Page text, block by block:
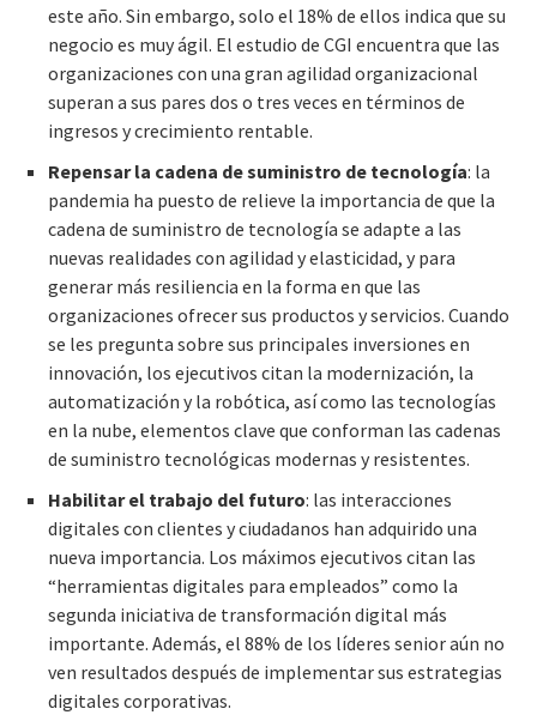
este año. Sin embargo, solo el 18% de ellos indica que su
negocio es muy ágil. El estudio de CGI encuentra que las
organizaciones con una gran agilidad organizacional
superan a sus pares dos o tres veces en términos de
ingresos y crecimiento rentable.
Repensar la cadena de suministro de tecnología: la
pandemia ha puesto de relieve la importancia de que la
cadena de suministro de tecnología se adapte a las
nuevas realidades con agilidad y elasticidad, y para
generar más resiliencia en la forma en que las
organizaciones ofrecer sus productos y servicios. Cuando
se les pregunta sobre sus principales inversiones en
innovación, los ejecutivos citan la modernización, la
automatización y la robótica, así como las tecnologías
en la nube, elementos clave que conforman las cadenas
de suministro tecnológicas modernas y resistentes.
Habilitar el trabajo del futuro: las interacciones
digitales con clientes y ciudadanos han adquirido una
nueva importancia. Los máximos ejecutivos citan las
“herramientas digitales para empleados” como la
segunda iniciativa de transformación digital más
importante. Además, el 88% de los líderes senior aún no
ven resultados después de implementar sus estrategias
digitales corporativas.